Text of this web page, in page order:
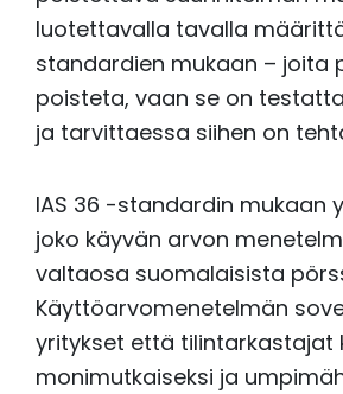
luotettavalla tavalla
standardien mukaan – joita
poisteta, vaan se on
ja tarvittaessa siihen on
IAS 36 -standardin mukaan
joko käyvän arvon
valtaosa suomalaisista
Käyttöarvomenetelmän
yritykset että tilintarkastajat
monimutkaiseksi ja